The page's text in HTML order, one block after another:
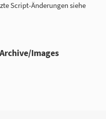
Script-Änderungen siehe
Images